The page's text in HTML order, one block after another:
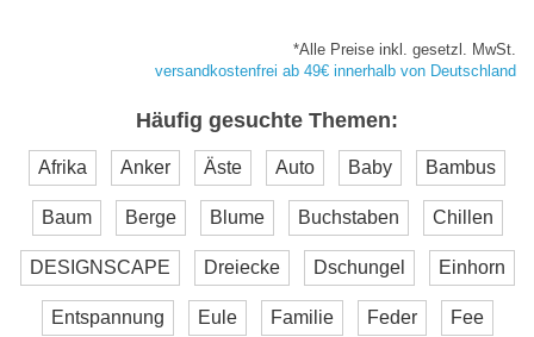
*Alle Preise inkl. gesetzl. MwSt.
versandkostenfrei ab 49€ innerhalb von Deutschland
Häufig gesuchte Themen:
Afrika Anker Äste Auto Baby Bambus
Baum Berge Blume Buchstaben Chillen
DESIGNSCAPE Dreiecke Dschungel Einhorn
Entspannung Eule Familie Feder Fee